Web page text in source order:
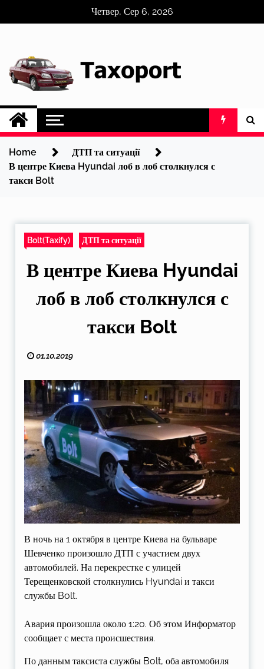
Четвер, Сер 6, 2026
Home
ДТП та ситуації
В центре Киева Hyundai лоб в лоб столкнулся с
такси Bolt
Bolt(Taxify) ДТП та ситуації
В центре Киева Hyundai
лоб в лоб столкнулся с
такси Bolt
01.10.2019
В ночь на 1 октября в центре Киева на бульваре
Шевченко произошло ДТП с участием двух
автомобилей. На перекрестке с улицей
Терещенковской столкнулись Hyundai и такси
службы Bolt.
Авария произошла около 1:20. Об этом Информатор
сообщает с места происшествия.
По данным таксиста службы Bolt, оба автомобиля